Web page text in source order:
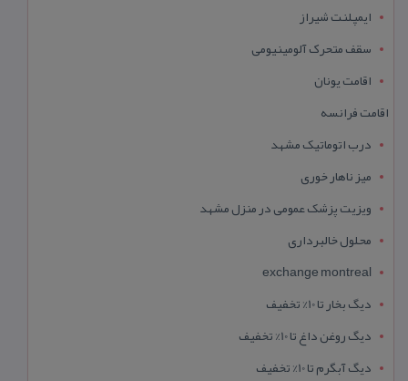
ایمپلنت شیراز
سقف متحرک آلومینیومی
اقامت یونان
اقامت فرانسه
درب اتوماتیک مشهد
میز ناهار خوری
ویزیت پزشک عمومی در منزل مشهد
محلول خالبرداری
exchange montreal
دیگ بخار تا 10% تخفیف
دیگ روغن داغ تا 10% تخفیف
دیگ آبگرم تا 10% تخفیف